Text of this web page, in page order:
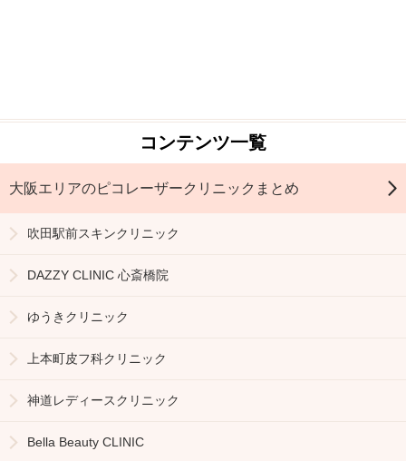
コンテンツ一覧
大阪エリアのピコレーザークリニックまとめ
吹田駅前スキンクリニック
DAZZY CLINIC 心斎橋院
ゆうきクリニック
上本町皮フ科クリニック
神道レディースクリニック
Bella Beauty CLINIC